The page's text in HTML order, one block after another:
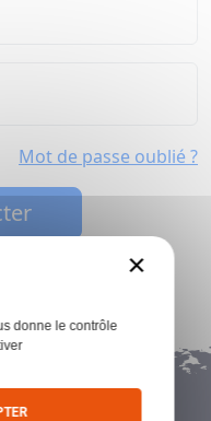
Mot de passe oublié ?
×
donne le contrôle